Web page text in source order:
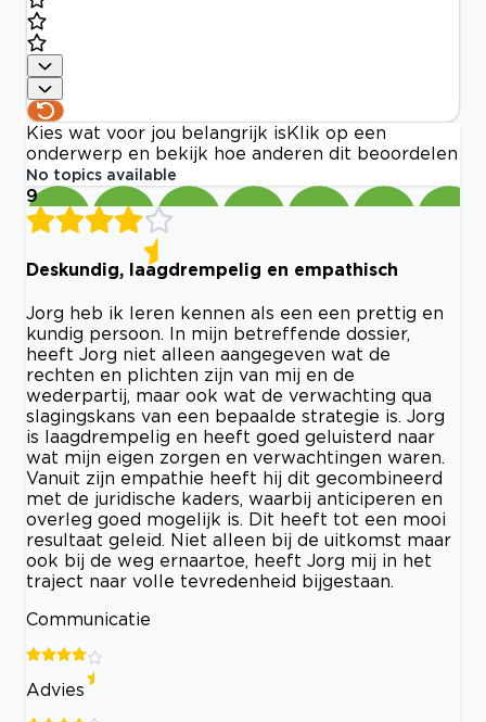
Kies wat voor jou belangrijk is Klik op een
onderwerp en bekijk hoe anderen dit beoordelen
No topics available
9
Deskundig, laagdrempelig en empathisch
Jorg heb ik leren kennen als een een prettig en
kundig persoon. In mijn betreffende dossier,
heeft Jorg niet alleen aangegeven wat de
rechten en plichten zijn van mij en de
wederpartij, maar ook wat de verwachting qua
slagingskans van een bepaalde strategie is. Jorg
is laagdrempelig en heeft goed geluisterd naar
wat mijn eigen zorgen en verwachtingen waren.
Vanuit zijn empathie heeft hij dit gecombineerd
met de juridische kaders, waarbij anticiperen en
overleg goed mogelijk is. Dit heeft tot een mooi
resultaat geleid. Niet alleen bij de uitkomst maar
ook bij de weg ernaartoe, heeft Jorg mij in het
traject naar volle tevredenheid bijgestaan.
Communicatie
Advies